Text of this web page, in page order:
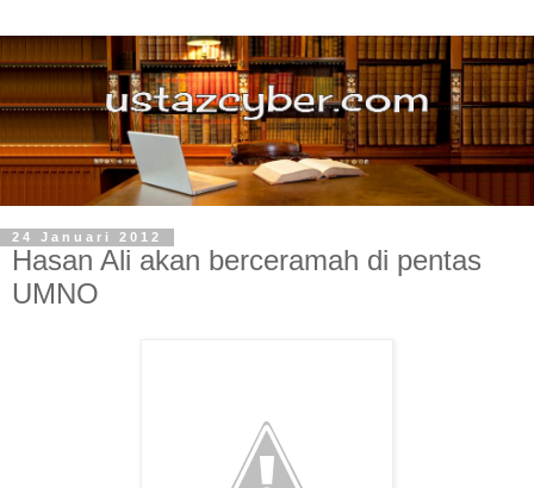
24 Januari 2012
Hasan Ali akan berceramah di pentas
UMNO